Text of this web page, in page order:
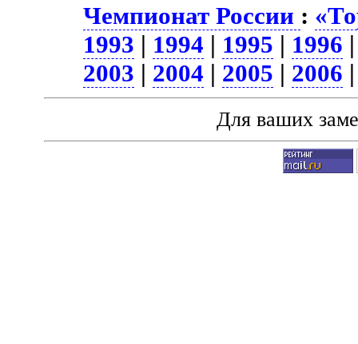
Чемпионат России :
1993 | 1994 | 1995 | 1996
2003 | 2004 | 2005 | 2006
Для ваших